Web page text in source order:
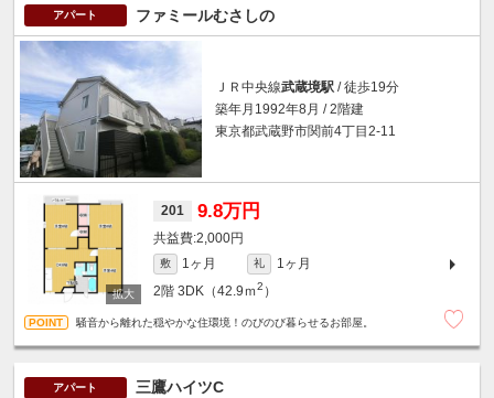
アパート ファミールむさしの
ＪＲ中央線武蔵境駅 / 徒歩19分
築年月1992年8月 / 2階建
東京都武蔵野市関前4丁目2-11
201 9.8万円
2,000円
敷 1ヶ月 礼
1ヶ月
2階 3DK（42.9ｍ2 ）
騒音から離れた穏やかな住環境！のびのび暮らせるお部屋。
アパート 三鷹ハイツC